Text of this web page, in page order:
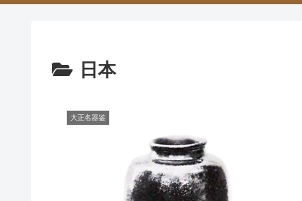
日本
大正名器鉴